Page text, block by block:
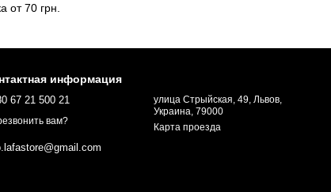
от 70 грн.
информация
67 21 500 21
вам?
улица Стрыйская, 49, Львов,
Украина, 79000
Карта проезда